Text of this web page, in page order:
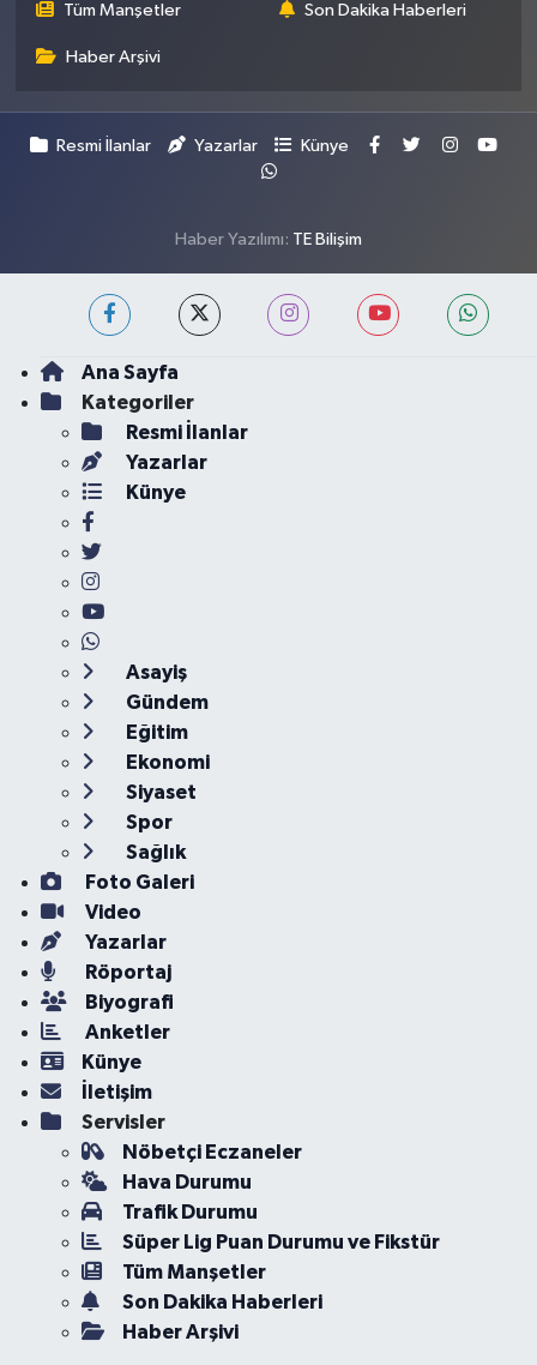
Tüm Manşetler Son Dakika Haberleri
Haber Arşivi
Resmi İlanlar Yazarlar Künye
Haber Yazılımı: TE Bilişim
Ana Sayfa
Kategoriler
Resmi İlanlar
Yazarlar
Künye
Asayiş
Gündem
Eğitim
Ekonomi
Siyaset
Spor
Sağlık
Foto Galeri
Video
Yazarlar
Röportaj
Biyografi
Anketler
Künye
İletişim
Servisler
Nöbetçi Eczaneler
Hava Durumu
Trafik Durumu
Süper Lig Puan Durumu ve Fikstür
Tüm Manşetler
Son Dakika Haberleri
Haber Arşivi